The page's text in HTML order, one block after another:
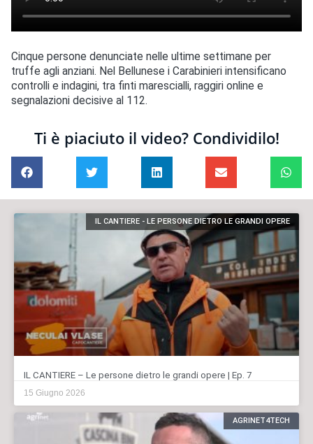
Cinque persone denunciate nelle ultime settimane per
truffe agli anziani. Nel Bellunese i Carabinieri intensificano
controlli e indagini, tra finti marescialli, raggiri online e
segnalazioni decisive al 112.
Ti è piaciuto il video? Condividilo!
IL CANTIERE - LE PERSONE DIETRO LE GRANDI OPERE
IL CANTIERE – Le persone dietro le grandi opere | Ep. 7
15 Giugno 2026
AGRINET4TECH